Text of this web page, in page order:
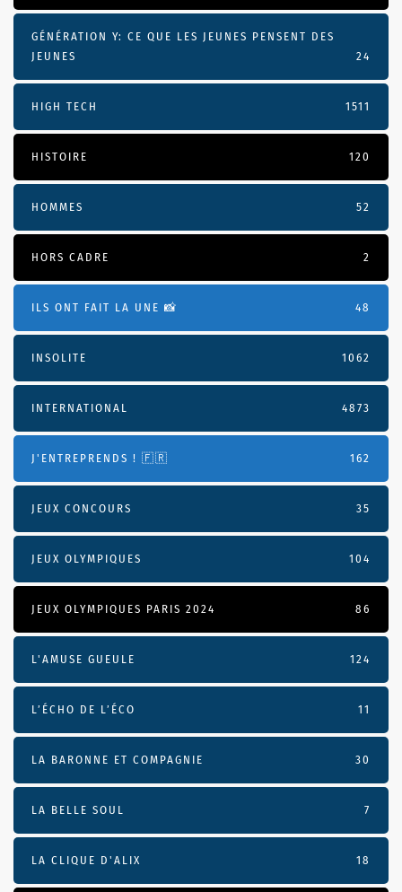
GÉNÉRATION Y: CE QUE LES JEUNES PENSENT DES
JEUNES
24
HIGH TECH 1511
HISTOIRE 120
HOMMES 52
HORS CADRE 2
ILS ONT FAIT LA UNE 📸 48
INSOLITE 1062
INTERNATIONAL 4873
J'ENTREPRENDS ! 🇫🇷 162
JEUX CONCOURS 35
JEUX OLYMPIQUES 104
JEUX OLYMPIQUES PARIS 2024 86
L'AMUSE GUEULE 124
L’ÉCHO DE L’ÉCO 11
LA BARONNE ET COMPAGNIE 30
LA BELLE SOUL 7
LA CLIQUE D'ALIX 18